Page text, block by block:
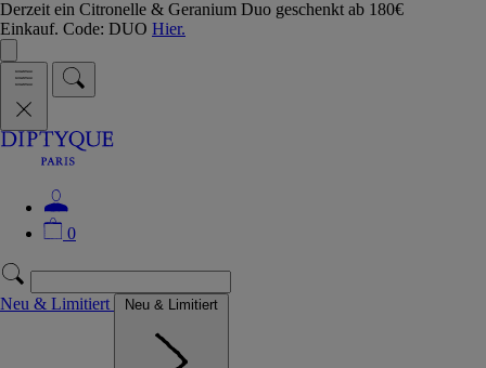
Derzeit ein Citronelle & Geranium Duo geschenkt ab 180€
Einkauf. Code: DUO Hier.
0
Neu & Limitiert Neu & Limitiert